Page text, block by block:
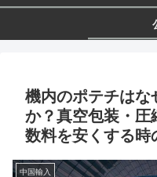
機内のポテチはな
か？真空包装・圧
数料を安くする時
中国輸入